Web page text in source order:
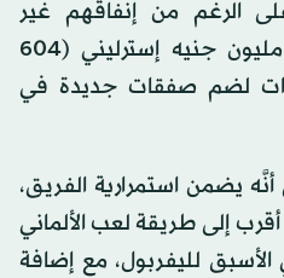
الرغم من إنفاقهم غير
المسبوق الذي بلغ 450 مليون جنيه إسترليني (604
لضم صفقات جديدة في
أنَّه يضمن استمرارية الفريق،
إلى طريقة لعب الألماني
لليفربول، مع إضافة